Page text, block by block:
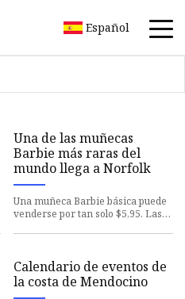
Español
Una de las muñecas
Barbie más raras del
mundo llega a Norfolk
Una muñeca Barbie básica puede
venderse por tan solo $5,95. Las
Calendario de eventos de
la costa de Mendocino